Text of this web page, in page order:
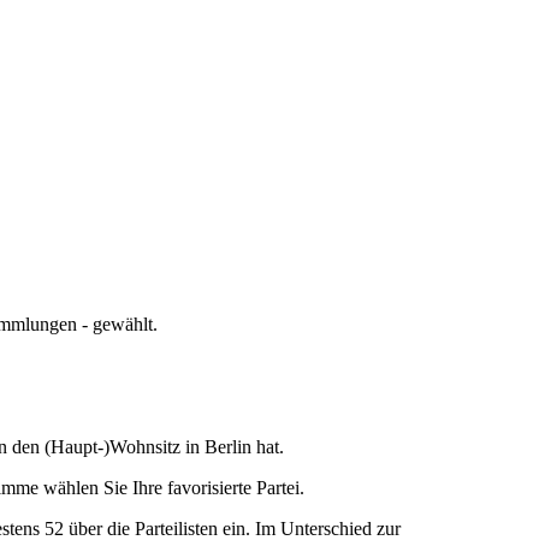
- gewählt.
den (Haupt-)Wohnsitz in Berlin hat.
wählen Sie Ihre favorisierte Partei.
52 über die Parteilisten ein. Im Unterschied zur